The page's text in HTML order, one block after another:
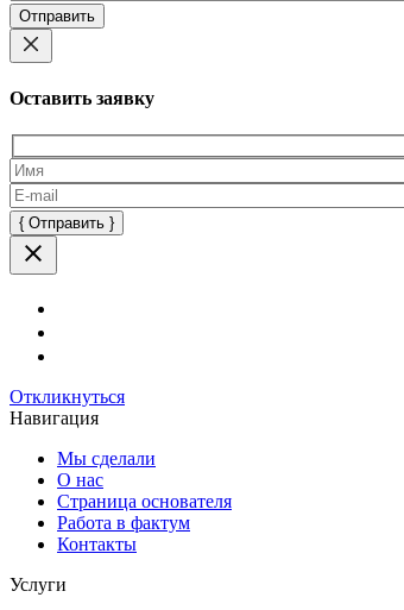
Оставьте
это
поле
Оставить заявку
Оставьте
это
поле
Откликнуться
Навигация
Мы сделали
О нас
Страница основателя
Работа в фактум
Контакты
Услуги